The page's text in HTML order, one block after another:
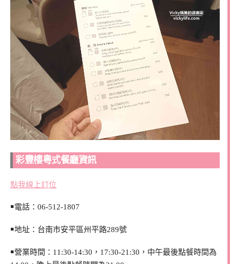
彩豐樓粵式餐廳資訊
點我線上訂位
￭電話：06-512-1807
￭地址：台南市安平區州平路289號
￭營業時間：11:30-14:30，17:30-21:30，中午最後點餐時間為